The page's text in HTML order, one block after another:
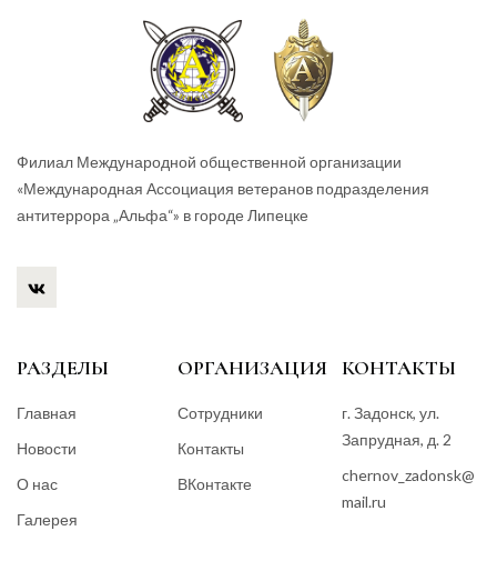
Филиал Международной общественной организации
«Международная Ассоциация ветеранов подразделения
антитеррора „Альфа“» в городе Липецке
РАЗДЕЛЫ
Главная
Новости
О нас
Галерея
ОРГАНИЗАЦИЯ
Сотрудники
Контакты
ВКонтакте
КОНТАКТЫ
г. Задонск, ул.
Запрудная, д. 2
chernov_zadonsk@
mail.ru